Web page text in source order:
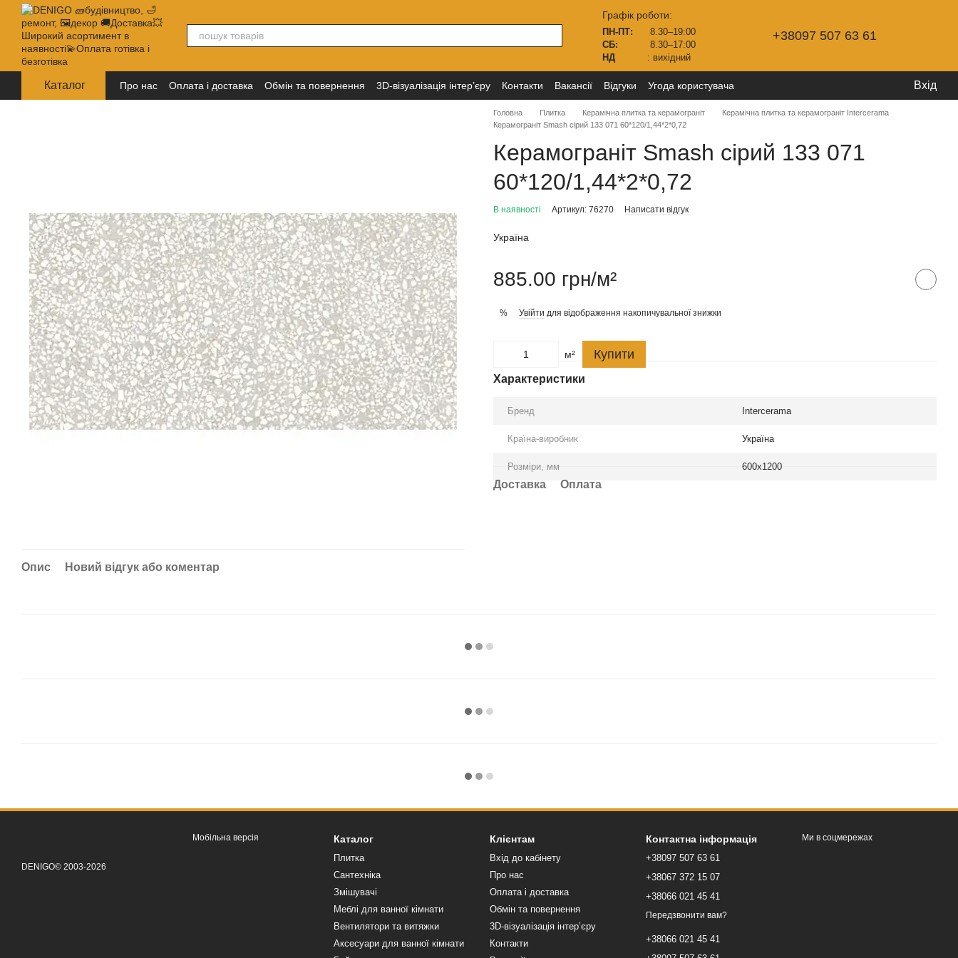
Перейти до основного контенту Графік роботи:
ПН-ПТ:
8.30–19:00
СБ:
8.30–17:00
НД
: вихідний
+38097 507 63 61
Каталог Про нас Оплата і доставка Обмін та повернення 3D-візуалізація інтер’єру Контакти Вакансії Відгуки
Угода користувача
Політика конфіденційності
Вхід
Опис Новий відгук або коментар
Головна Плитка Керамічна плитка та керамограніт
Керамічна плитка та керамограніт Intercerama
Керамограніт Smash сірий 133 071 60*120/1,44*2*0,72
Керамограніт Smash сірий 133 071
60*120/1,44*2*0,72
В наявності Артикул: 76270 Написати відгук
Україна
885.00 грн/м²
% Увійти для відображення накопичувальної знижки
м² Купити
Характеристики
Бренд Intercerama
Країна-виробник Україна
Розміри, мм 600х1200
Доставка Оплата
DENIGO© 2003-2026
Мобільна версія Каталог
Плитка
Сантехніка
Змішувачі
Меблі для ванної кімнати
Вентилятори та витяжки
Аксесуари для ванної кімнати
Клієнтам
Вхід до кабінету
Про нас
Оплата і доставка
Обмін та повернення
3D-візуалізація інтер’єру
Контакти
Контактна інформація
+38097 507 63 61
+38067 372 15 07
+38066 021 45 41
Передзвонити вам?
+38066 021 45 41
Ми в соцмережах